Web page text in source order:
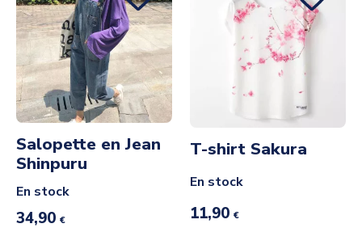
Salopette en Jean
Shinpuru
En stock
34,90 €
T-shirt Sakura
En stock
11,90 €